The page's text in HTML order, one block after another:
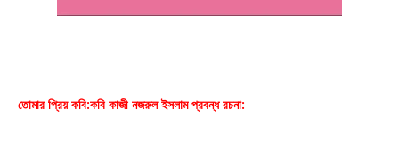
তোমার প্রিয় কবি:কবি কাজী নজরুল ইসলাম প্রবন্ধ রচনা: